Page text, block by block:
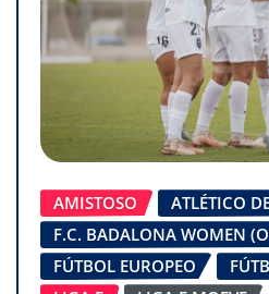
AMISTOSO
ATLÉTICO
F.C. BADALONA WOMEN
FÚTBOL EUROPEO